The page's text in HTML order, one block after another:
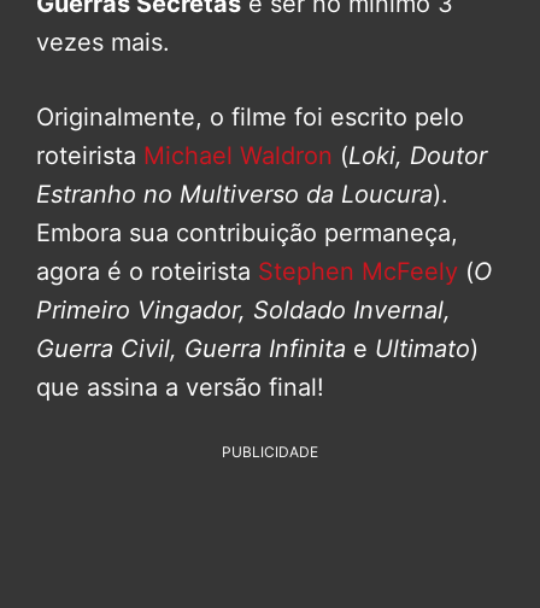
vezes mais.
Originalmente, o filme foi escrito pelo
roteirista Michael Waldron (Loki, Doutor
Estranho no Multiverso da Loucura).
Embora sua contribuição permaneça,
agora é o roteirista Stephen McFeely (O
Primeiro Vingador, Soldado Invernal,
Guerra Civil, Guerra Infinita e Ultimato)
que assina a versão final!
PUBLICIDADE